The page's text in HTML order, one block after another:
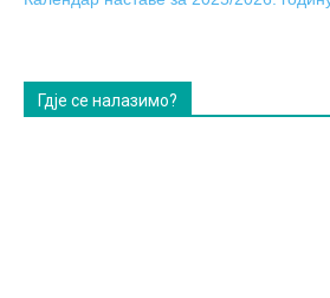
Гдје се налазимо?